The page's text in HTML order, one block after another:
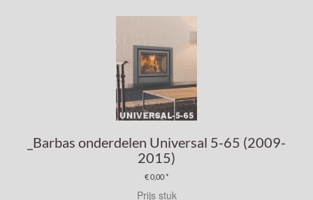
_Barbas onderdelen Universal 5-65 (2009-
2015)
€ 0,00 *
Prijs stuk